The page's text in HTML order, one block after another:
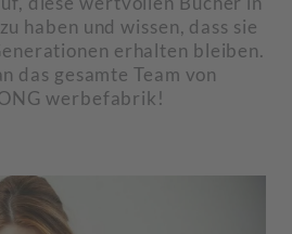
haben und wissen, dass sie
erhalten bleiben.
das gesamte Team von
werbefabrik!